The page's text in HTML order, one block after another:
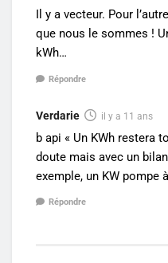
Il y a vecteur. Pour
que nous le sommes !
kWh…
Répondre
Verdarie il y a 11 ans
b api « Un KWh restera
doute mais avec un
exemple, un KW pompe
Répondre